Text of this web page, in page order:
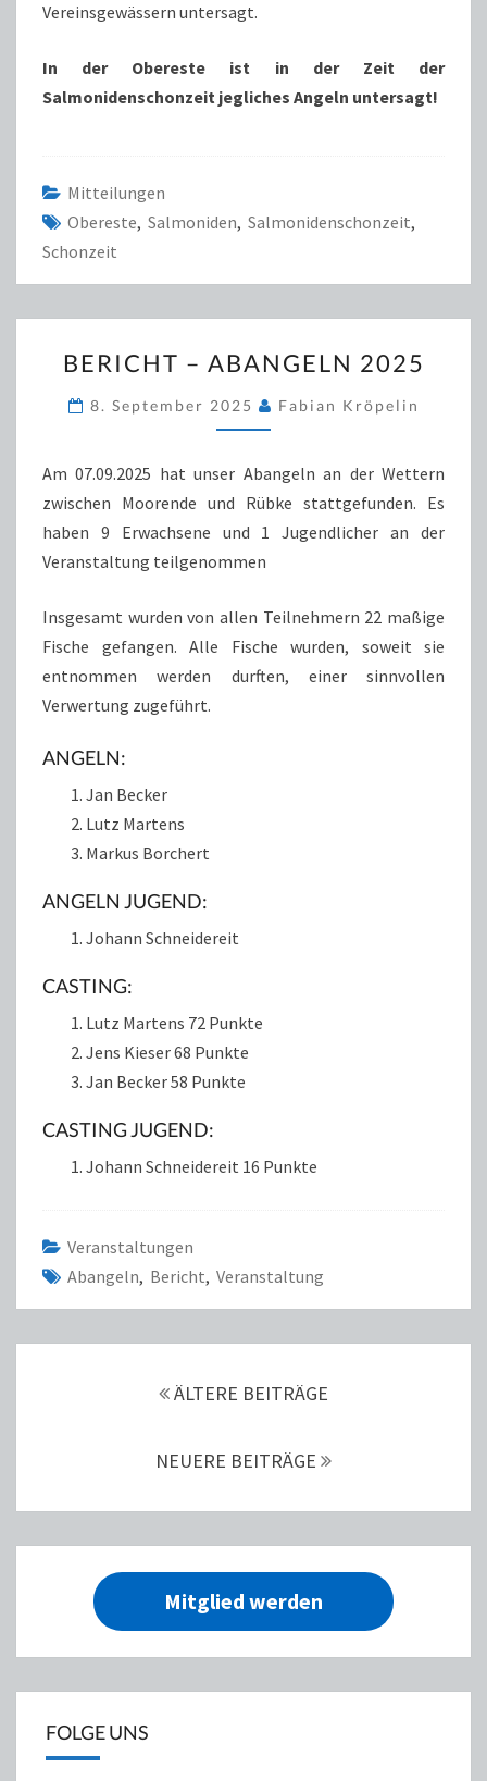
Vereinsgewässern untersagt.
In der Obereste ist in der Zeit der
Salmonidenschonzeit jegliches Angeln untersagt!
Mitteilungen
Obereste, Salmoniden, Salmonidenschonzeit,
Schonzeit
–
ABANGELN
2025
BERICHT – ABANGELN 2025
8. September 2025 Fabian Kröpelin
Am 07.09.2025 hat unser Abangeln an der Wettern
zwischen Moorende und Rübke stattgefunden. Es
haben 9 Erwachsene und 1 Jugendlicher an der
Veranstaltung teilgenommen
Insgesamt wurden von allen Teilnehmern 22 maßige
Fische gefangen. Alle Fische wurden, soweit sie
entnommen werden durften, einer sinnvollen
Verwertung zugeführt.
ANGELN:
Jan Becker
Lutz Martens
Markus Borchert
ANGELN JUGEND:
Johann Schneidereit
CASTING:
Lutz Martens 72 Punkte
Jens Kieser 68 Punkte
Jan Becker 58 Punkte
CASTING JUGEND:
Johann Schneidereit 16 Punkte
Veranstaltungen
Abangeln, Bericht, Veranstaltung
NAVIGATION ÄLTERE BEITRÄGE
NEUERE BEITRÄGE
Mitglied werden
FOLGE UNS